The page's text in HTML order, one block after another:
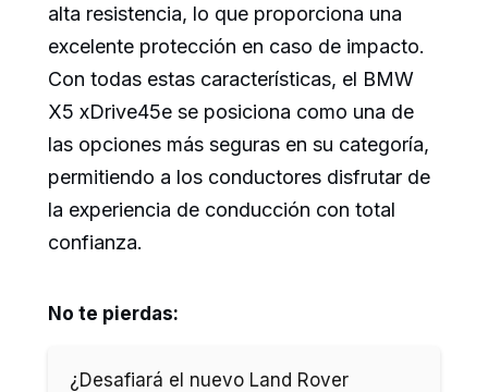
alta resistencia, lo que proporciona una
excelente protección en caso de impacto.
Con todas estas características, el BMW
X5 xDrive45e se posiciona como una de
las opciones más seguras en su categoría,
permitiendo a los conductores disfrutar de
la experiencia de conducción con total
confianza.
No te pierdas:
¿Desafiará el nuevo Land Rover